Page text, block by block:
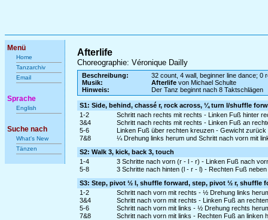
Menü
Home
Tanzarchiv
Email
Sprache
English
Suche nach
What's New
Tänzen
Afterlife
Choreographie: Véronique Dailly
Beschreibung:
32 count, 4 wall, beginner line dance; 0
Musik:
Afterlifevon Michael Schulte
Hinweis:
Der Tanz beginnt nach 8 Taktschlägen
S1: Side, behind, chassé r, rock across, ¼ turn l/shuffle
1-2
Schritt nach rechts mit rechts - Linken Fuß hinter
3&4
Schritt nach rechts mit rechts - Linken Fuß an
5-6
Linken Fuß über rechten kreuzen - Gewicht
7&8
¼ Drehung links herum und Schritt nach vorn mit
S2: Walk 3, kick, back 3, touch
1-4
3 Schritte nach vorn (r - l - r) - Linken Fuß nach
5-8
3 Schritte nach hinten (l - r - l) - Rechten Fuß neben
S3: Step, pivot ½ l, shuffle forward, step, pivot ½ r, shuffle
1-2
Schritt nach vorn mit rechts - ½ Drehung links
3&4
Schritt nach vorn mit rechts - Linken Fuß an
5-6
Schritt nach vorn mit links - ½ Drehung rechts
7&8
Schritt nach vorn mit links - Rechten Fuß an linken